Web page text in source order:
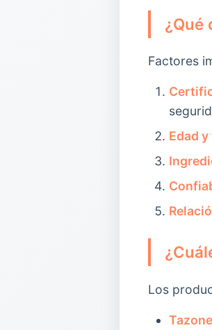
¿Qué
Factores
Edad
Los